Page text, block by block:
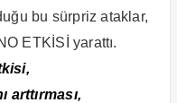
bu sürpriz ataklar,
ETKİSİ yarattı.
arttırması,